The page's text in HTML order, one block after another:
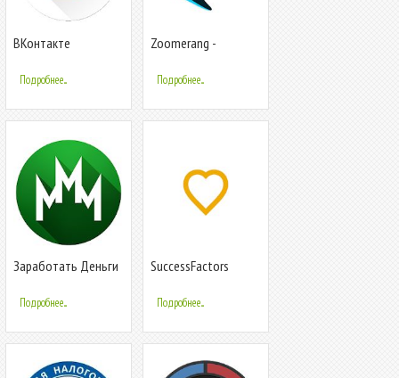
ВКонтакте
Подробнее...
Zoomerang -
Подробнее...
Заработать Деньги
Подробнее...
SuccessFactors
Подробнее...